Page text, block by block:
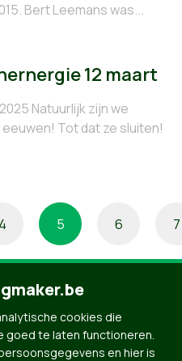
Bert Leemans was...
12 maart
Natuurlijk zijn we
Tot dat ze sluiten!
4 5 6 7
cookies die
goed te laten functioneren.
en hier is